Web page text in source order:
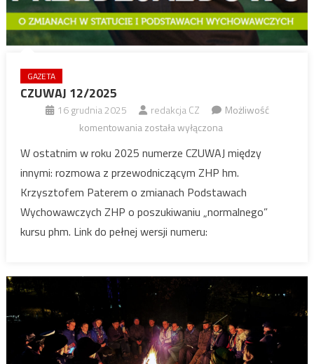
GAZETA
CZUWAJ 12/2025
16 grudnia 2025 redakcja CZ
Możliwość
komentowaniaCZUWAJ
została wyłączona
W ostatnim w roku 2025 numerze CZUWAJ między
innymi: rozmowa z przewodniczącym ZHP hm.
Krzysztofem Paterem o zmianach Podstawach
Wychowawczych ZHP o poszukiwaniu „normalnego”
kursu phm. Link do pełnej wersji numeru: